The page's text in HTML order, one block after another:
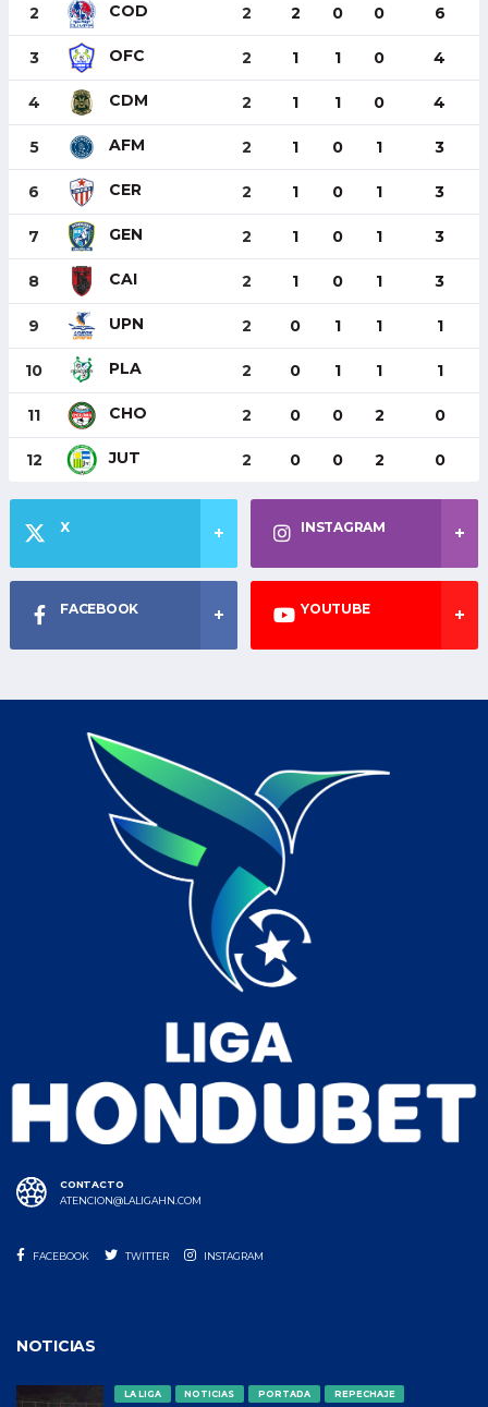
2 COD 2 2 0 0 6
3 OFC 2 1 1 0 4
4 CDM 2 1 1 0 4
5 AFM 2 1 0 1 3
6 CER 2 1 0 1 3
7 GEN 2 1 0 1 3
8 CAI 2 1 0 1 3
9 UPN 2 0 1 1 1
10 PLA 2 0 1 1 1
11 CHO 2 0 0 2 0
12 JUT 2 0 0 2 0
X INSTAGRAM
FACEBOOK YOUTUBE
CONTACTO
ATENCION@LALIGAHN.COM
FACEBOOK TWITTER INSTAGRAM
NOTICIAS
LA LIGA NOTICIAS PORTADA REPECHAJE